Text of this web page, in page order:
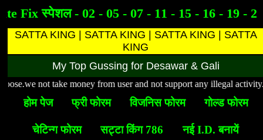
Fix स्पेशल - 02 - 05 - 07 - 11 - 15 - 16 - 19 - 21
SATTA KING | SATTA KING | SATTA KING | SATTA
KING
My Top Gussing for Desawar & Gali
not take money from user and not support any illegal
होम पेज फ्री फोरम विजनिस फोरम गोल्ड फोरम
चेटिन्ग फोरम सट्टा किंग 786 नई I.D. बनायें